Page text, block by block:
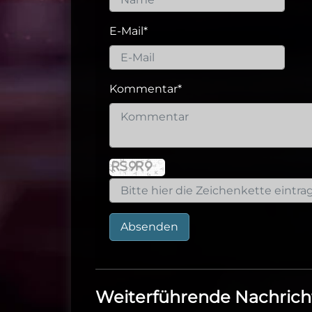
E-Mail *
Kommentar*
Absenden
Weiterführende